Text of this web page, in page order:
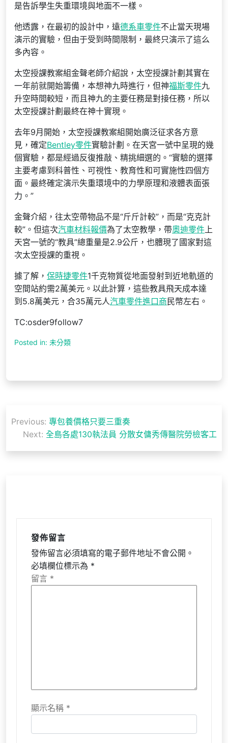
是告訴學生失重環境與地面不一樣。
他透露，在最初的設計中，遠德系車零件不止當天現場
演示的實驗，但由于受到時間限制，最終只演示了這么
多內容。
太空授課教案組金聲老師介紹說，太空授課計劃其實在
一年前就開始籌備，本想神九時進行，但神福斯零件九
升空時間較短，而且神九的主要任務是對接任務，所以
太空授課計劃最終在神十實現。
去年9月開始，太空授課教案組開始廣泛征求各方意
見，確定Bentley零件實驗計劃。在天宮一號中呈現的幾
個實驗，都是經過反復推敲、精挑細選的。“實驗的選擇
主要考慮到科普性、可視性、教育性和可實施性四個方
面。最終確定演示失重環境中的力學原理和液體表面張
力。”
金聲介紹，往太空帶物品不是“斤斤計較”，而是“克克計
較”。但這次汽車材料報價為了太空教學，帶奧迪零件上
天宮一號的“教具”總重量是2.9公斤，也體現了國家對這
次太空授課的重視。
據了解， 保時捷零件1千克物質從地面發射到近地軌道的
空間站約需2萬美元。以此計算，這些教具飛天成本達
到5.8萬美元，合35萬元人汽車零件進口商 民幣左右。
TC:osder9follow7
Posted in: 未分類
導
Previous: 專包養價格只要三重奏
Next: 全島各處130執法員 分散女傭秀傳醫院勞檢客工
發佈留言
發佈留言必須填寫的電子郵件地址不會公開。
必填欄位標示為 *
留言 *
顯示名稱 *